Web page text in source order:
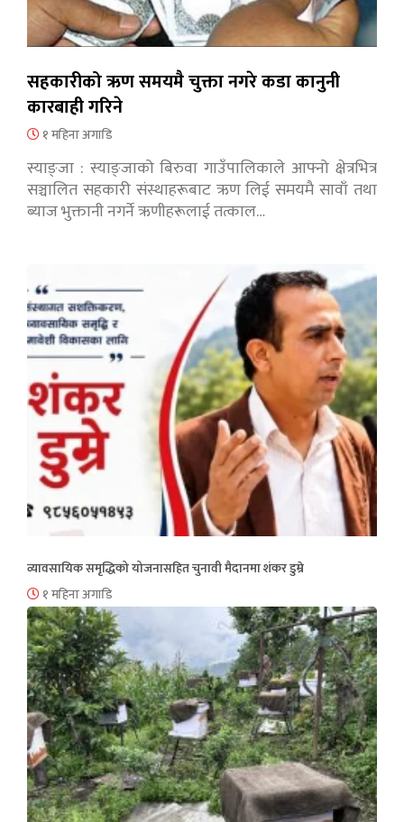
सहकारीको ऋण समयमै चुक्ता नगरे कडा कानुनी
कारबाही गरिने
१ महिना अगाडि
स्याङ्जा : स्याङ्जाको बिरुवा गाउँपालिकाले आफ्नो क्षेत्रभित्र
सञ्चालित सहकारी संस्थाहरूबाट ऋण लिई समयमै सावाँ तथा
ब्याज भुक्तानी नगर्ने ऋणीहरूलाई तत्काल…
व्यावसायिक समृद्धिको योजनासहित चुनावी मैदानमा शंकर डुम्रे
१ महिना अगाडि